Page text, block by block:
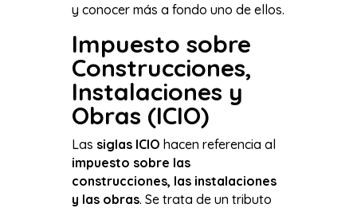
y conocer más a fondo uno de ellos.
Impuesto sobre
Construcciones,
Instalaciones y
Obras (ICIO)
Las siglas ICIO hacen referencia al
impuesto sobre las
construcciones, las instalaciones
y las obras. Se trata de un tributo